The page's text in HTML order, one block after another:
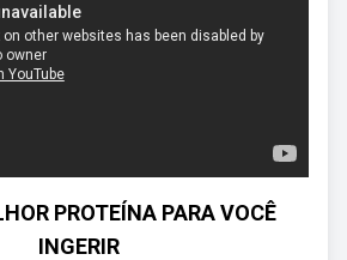
PROTEÍNA PARA VOCÊ
INGERIR